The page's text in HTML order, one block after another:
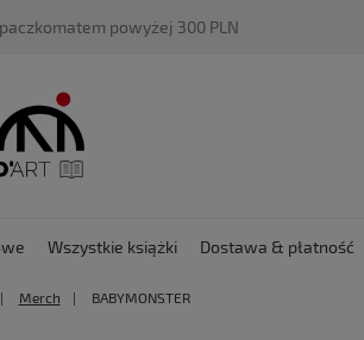
powyżej 300 PLN
Wszystkie książki Dostawa & płatność
Merch BABYMONSTER